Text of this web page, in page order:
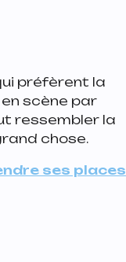
préfèrent la
scène par
ressembler la
chose.
ses places